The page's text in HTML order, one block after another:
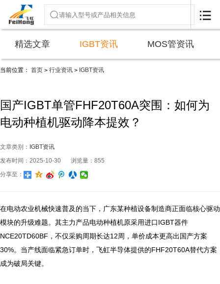

精选文章 IGBT资讯 MOS管资讯
当前位置： 首页 > 行业资讯 > IGBT资讯
国产IGBT单管FHF20T60A突围：如何为
电动种植机驱动降本提效？
文章类别： IGBT资讯
发布时间：2025-10-30
浏览量：855
分享至：
在电动农业机械快速普及的当下，广东某种植设备制造商正面临核心驱动
模块的升级难题。其主力产品电动种植机原采用进口IGBT器件
NCE20TD60BF，不仅采购周期长达12周，单价成本更高出国产方案
30%。当产线面临紧急订单时，飞虹半导体提供的FHF20T60A替代方案
成为破局关键。